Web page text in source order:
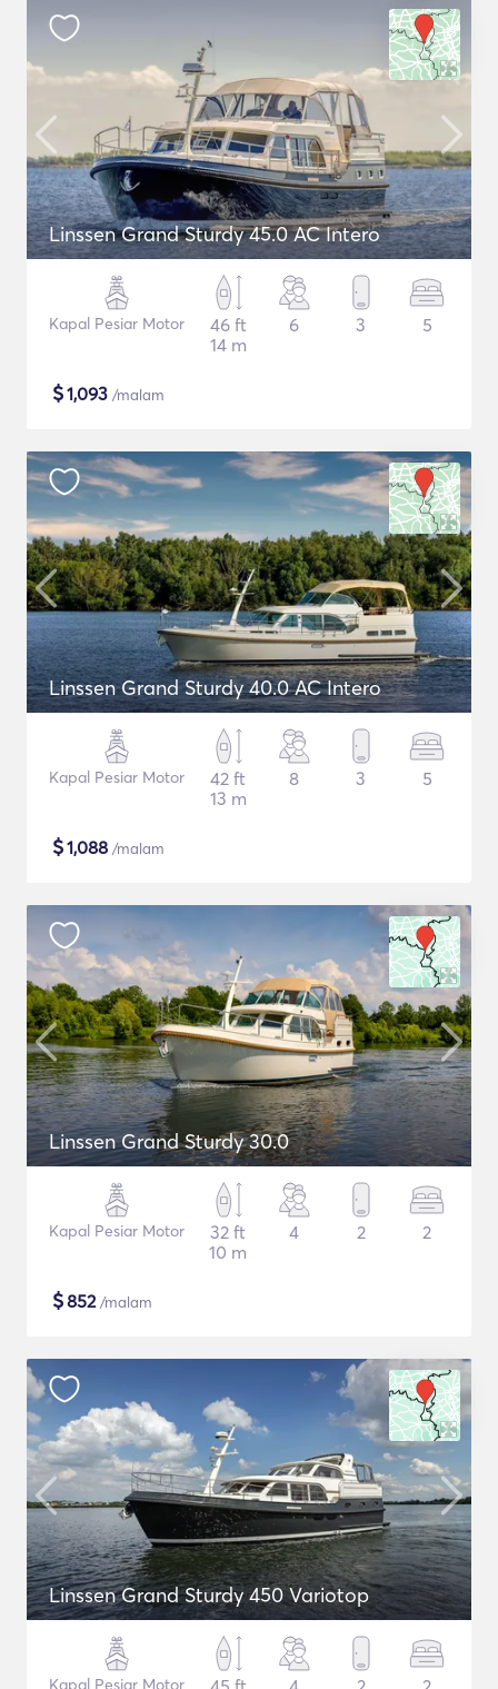
Linssen Grand Sturdy 45.0 AC Intero
Kapal Pesiar Motor
46 ft
14 m
6 3 5
$1,093 /malam
Linssen Grand Sturdy 40.0 AC Intero
Kapal Pesiar Motor
42 ft
13 m
8 3 5
$1,088 /malam
Linssen Grand Sturdy 30.0
Kapal Pesiar Motor
32 ft
10 m
4 2 2
$852/malam
Linssen Grand Sturdy 450 Variotop
Kapal Pesiar Motor